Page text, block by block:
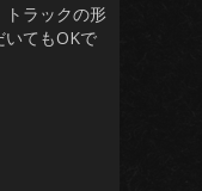
トラックの形
いてもOKで